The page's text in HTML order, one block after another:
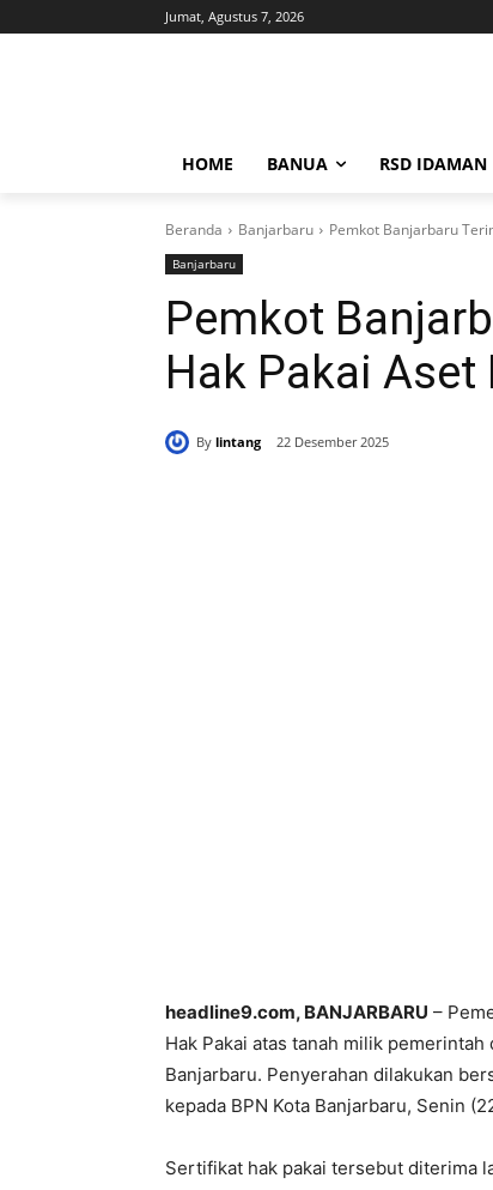
Jumat, Agustus 7, 2026
HOME BANUA RSD IDAMAN
Beranda Banjarbaru Pemkot Banjarbaru
Banjarbaru
Pemkot
Hak Pakai Aset
By lintang 22 Desember 2025
headline9.com, BANJARBARU –
Hak Pakai atas tanah milik
Banjarbaru. Penyerahan dilakukan
kepada BPN Kota Banjarbaru, Senin
Sertifikat hak pakai tersebut diterima